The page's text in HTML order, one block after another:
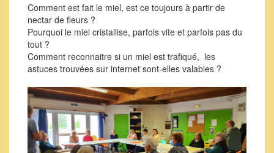
Comment est fait le miel, est ce toujours à partir de
nectar de fleurs ?
Pourquoi le miel cristallise, parfois vite et parfois pas du
tout ?
Comment reconnaitre si un miel est trafiqué, les
astuces trouvées sur internet sont-elles valables ?